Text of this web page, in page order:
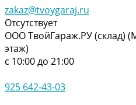
zakaz@tvoygaraj.ru
Отсутствует
ООО ТвойГараж.РУ (склад)
этаж)
с 10:00 до 21:00
925 642-43-03